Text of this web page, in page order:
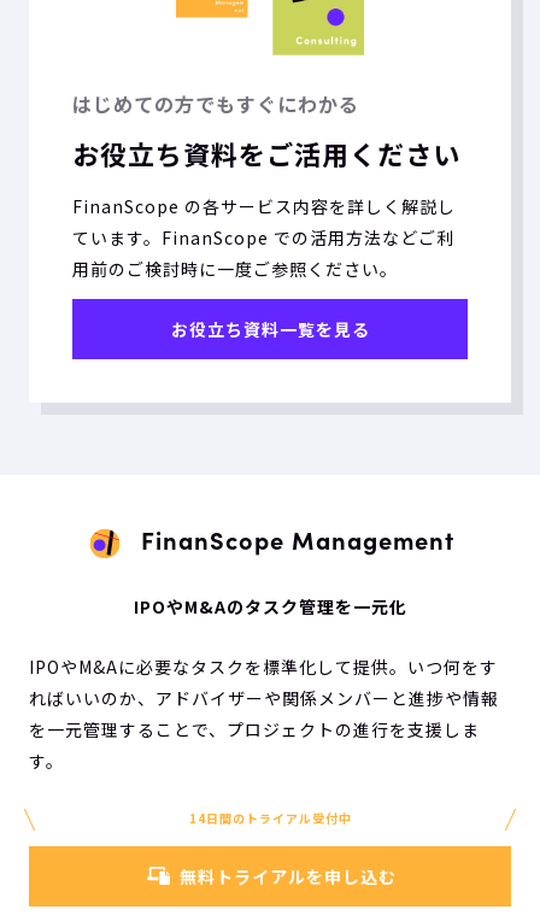
はじめての方でもすぐにわかる
お役立ち資料をご活用ください
FinanScope の各サービス内容を詳しく解説し
ています。FinanScope での活用方法などご利
用前のご検討時に一度ご参照ください。
お役立ち資料一覧を見る
FinanScope Management
IPOやM&Aのタスク管理を一元化
IPOやM&Aに必要なタスクを標準化して提供。いつ何をす
ればいいのか、アドバイザーや関係メンバーと進捗や情報
を一元管理することで、プロジェクトの進行を支援しま
す。
14日間のトライアル受付中
無料トライアルを申し込む